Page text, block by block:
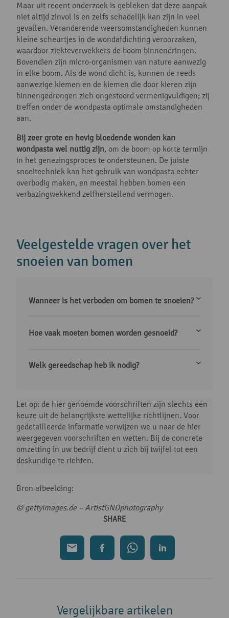
Maar uit recent onderzoek is gebleken dat deze aanpak
niet altijd zinvol is en zelfs schadelijk kan zijn in veel
gevallen. Veranderende weersomstandigheden kunnen
kleine scheurtjes in de wondafdichting veroorzaken,
waardoor ziekteverwekkers de boom binnendringen.
Bovendien zijn micro-organismen van nature aanwezig
in elke boom. Als de wond dicht is, kunnen de reeds
aanwezige kiemen en de kiemen die door kieren zijn
binnengedrongen zich ongestoord vermenigvuldigen; zij
treffen onder de wondpasta optimale omstandigheden
aan.
Bij zeer grote en hevig bloedende wonden kan
wondpasta wel nuttig zijn, om de boom op korte termijn
in het genezingsproces te ondersteunen. De juiste
snoeitechniek kan het gebruik van wondpasta echter
overbodig maken, en meestal hebben bomen een
verbazingwekkend zelfherstellend vermogen.
Veelgestelde vragen over het
snoeien van bomen
Wanneer is het verboden om bomen te snoeien?
Hoe vaak moeten bomen worden gesnoeid?
Welk gereedschap heb ik nodig?
Let op: de hier genoemde voorschriften zijn slechts een
keuze uit de belangrijkste wettelijke richtlijnen. Voor
gedetailleerde informatie verwijzen we u naar de hier
weergegeven voorschriften en wetten. Bij de concrete
omzetting in uw bedrijf dient u zich bij twijfel tot een
deskundige te richten.
Bron afbeelding:
© gettyimages.de – ArtistGNDphotography
SHARE
Vergelijkbare artikelen